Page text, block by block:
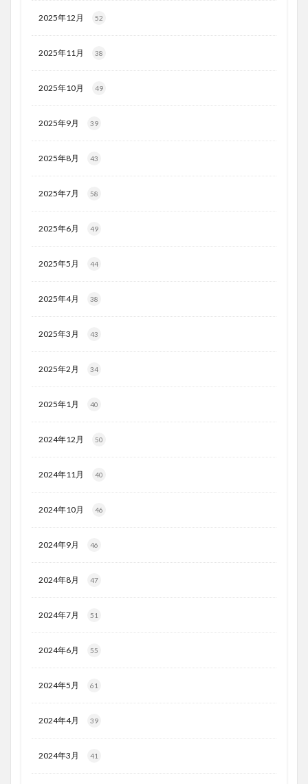
2025年12月 52
2025年11月 38
2025年10月 49
2025年9月 39
2025年8月 43
2025年7月 58
2025年6月 49
2025年5月 44
2025年4月 38
2025年3月 43
2025年2月 34
2025年1月 40
2024年12月 50
2024年11月 40
2024年10月 46
2024年9月 46
2024年8月 47
2024年7月 51
2024年6月 55
2024年5月 61
2024年4月 39
2024年3月 41